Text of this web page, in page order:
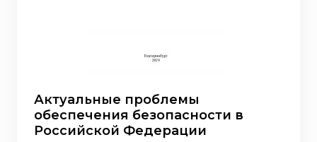
Актуальные проблемы
обеспечения безопасности в
Российской Федерации